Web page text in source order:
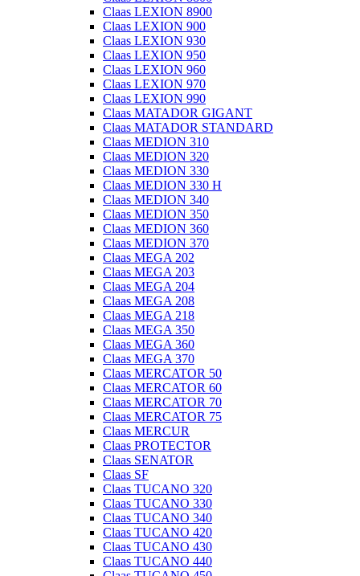
Claas LEXION 8900
Claas LEXION 900
Claas LEXION 930
Claas LEXION 950
Claas LEXION 960
Claas LEXION 970
Claas LEXION 990
Claas MATADOR GIGANT
Claas MATADOR STANDARD
Claas MEDION 310
Claas MEDION 320
Claas MEDION 330
Claas MEDION 330 H
Claas MEDION 340
Claas MEDION 350
Claas MEDION 360
Claas MEDION 370
Claas MEGA 202
Claas MEGA 203
Claas MEGA 204
Claas MEGA 208
Claas MEGA 218
Claas MEGA 350
Claas MEGA 360
Claas MEGA 370
Claas MERCATOR 50
Claas MERCATOR 60
Claas MERCATOR 70
Claas MERCATOR 75
Claas MERCUR
Claas PROTECTOR
Claas SENATOR
Claas SF
Claas TUCANO 320
Claas TUCANO 330
Claas TUCANO 340
Claas TUCANO 420
Claas TUCANO 430
Claas TUCANO 440